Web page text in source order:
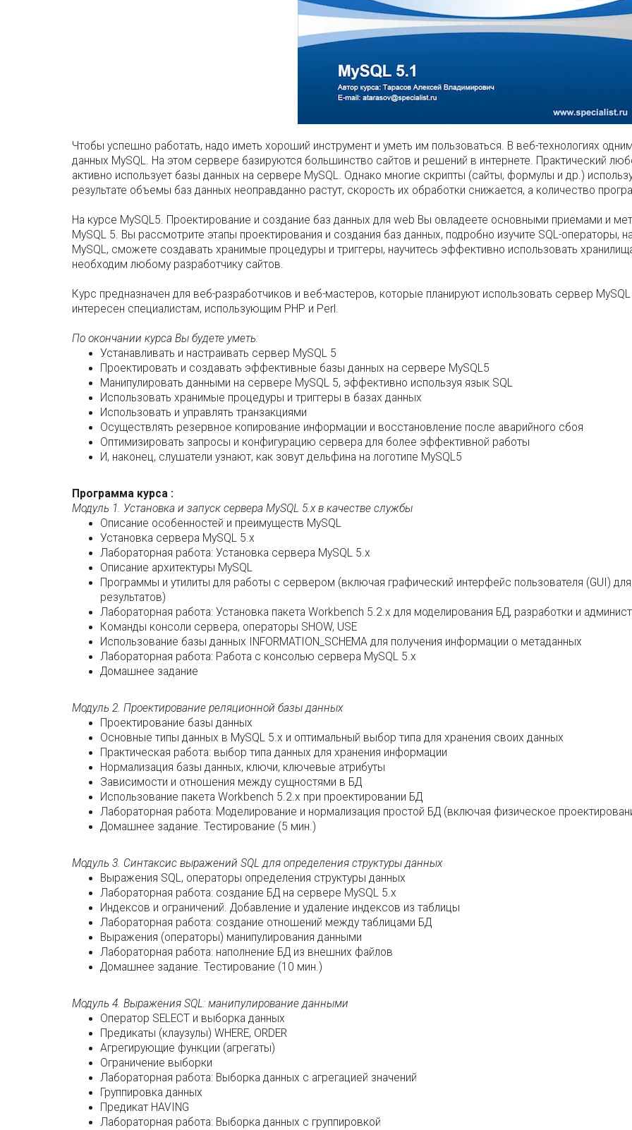
Чтобы успешно работать, надо иметь хороший инструмент и уметь им пользоваться. В веб-технологиях
данных MySQL. На этом сервере базируются большинство сайтов и решений в интернете. Практический
активно использует базы данных на сервере MySQL. Однако многие скрипты (сайты, формулы и др.)
результате объемы баз данных неоправданно растут, скорость их обработки снижается, а количество
На курсе MySQL5. Проектирование и создание баз данных для web Вы овладеете основными приемами и
MySQL 5. Вы рассмотрите этапы проектирования и создания баз данных, подробно изучите SQL-операторы,
MySQL, сможете создавать хранимые процедуры и триггеры, научитесь эффективно использовать
необходим любому разработчику сайтов.
Курс предназначен для веб-разработчиков и веб-мастеров, которые планируют использовать сервер
интересен специалистам, использующим PHP и Perl.
По окончании курса Вы будете уметь:
Устанавливать и настраивать сервер MySQL 5
Проектировать и создавать эффективные базы данных на сервере MySQL5
Манипулировать данными на сервере MySQL 5, эффективно используя язык SQL
Использовать хранимые процедуры и триггеры в базах данных
Использовать и управлять транзакциями
Осуществлять резервное копирование информации и восстановление после аварийного сбоя
Оптимизировать запросы и конфигурацию сервера для более эффективной работы
И, наконец, слушатели узнают, как зовут дельфина на логотипе MySQL5
Программа курса :
Модуль 1. Установка и запуск сервера MySQL 5.x в качестве службы
Описание особенностей и преимуществ MySQL
Установка сервера MySQL 5.x
Лабораторная работа: Установка сервера MySQL 5.x
Описание архитектуры MySQL
Программы и утилиты для работы с сервером (включая графический интерфейс пользователя (GUI)
результатов)
Лабораторная работа: Установка пакета Workbench 5.2.x для моделирования БД, разработки и
Команды консоли сервера, операторы SHOW, USE
Использование базы данных INFORMATION_SCHEMA для получения информации о метаданных
Лабораторная работа: Работа с консолью сервера MySQL 5.x
Домашнее задание
Модуль 2. Проектирование реляционной базы данных
Проектирование базы данных
Основные типы данных в MySQL 5.x и оптимальный выбор типа для хранения своих данных
Практическая работа: выбор типа данных для хранения информации
Нормализация базы данных, ключи, ключевые атрибуты
Зависимости и отношения между сущностями в БД
Использование пакета Workbench 5.2.x при проектировании БД
Лабораторная работа: Моделирование и нормализация простой БД (включая физическое
Домашнее задание. Тестирование (5 мин.)
Модуль 3. Синтаксис выражений SQL для определения структуры данных
Выражения SQL, операторы определения структуры данных
Лабораторная работа: создание БД на сервере MySQL 5.x
Индексов и ограничений. Добавление и удаление индексов из таблицы
Лабораторная работа: создание отношений между таблицами БД
Выражения (операторы) манипулирования данными
Лабораторная работа: наполнение БД из внешних файлов
Домашнее задание. Тестирование (10 мин.)
Модуль 4. Выражения SQL: манипулирование данными
Оператор SELECT и выборка данных
Предикаты (клаузулы) WHERE, ORDER
Агрегирующие функции (агрегаты)
Ограничение выборки
Лабораторная работа: Выборка данных с агрегацией значений
Группировка данных
Предикат HAVING
Лабораторная работа: Выборка данных с группировкой